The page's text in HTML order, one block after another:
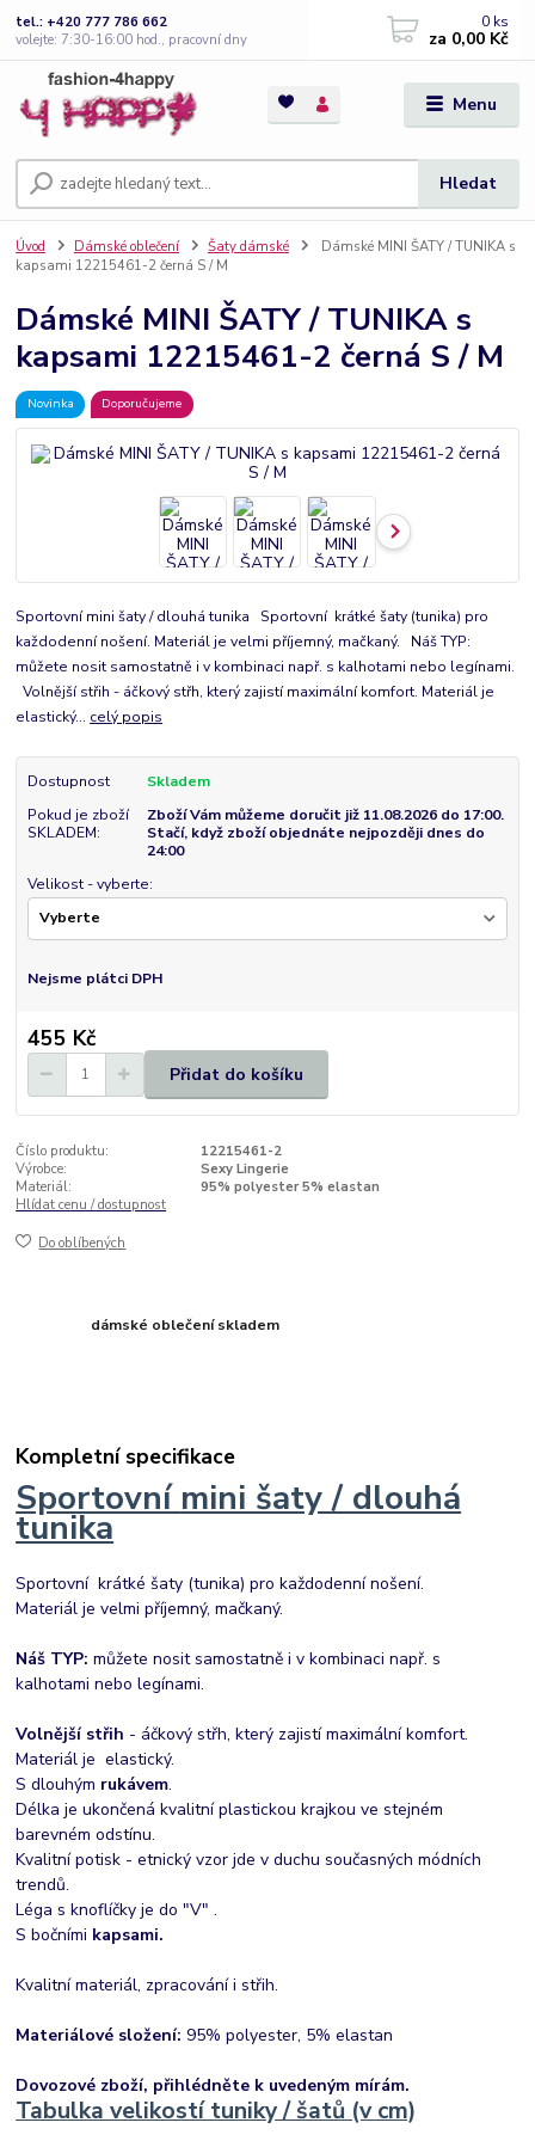
Menu
Hledat
tel.: +420 777 786 662
volejte: 7:30-16:00 hod., pracovní dny
0 ks
za 0,00 Kč
Úvod Dámské oblečení Šaty dámské
Dámské MINI ŠATY / TUNIKA s
kapsami 12215461-2 černá S / M
Dámské MINI ŠATY / TUNIKA s
kapsami 12215461-2 černá S / M
Novinka Doporučujeme
Sportovní mini šaty / dlouhá tunika Sportovní krátké šaty (tunika) pro
každodenní nošení. Materiál je velmi příjemný, mačkaný. Náš TYP:
můžete nosit samostatně i v kombinaci např. s kalhotami nebo legínami.
Volnější střih - áčkový střh, který zajistí maximální komfort. Materiál je
elastický... celý popis
Dostupnost
Skladem
Pokud je zboží
SKLADEM:
Zboží Vám můžeme doručit již 11.08.2026 do 17:00.
Stačí, když zboží objednáte nejpozději dnes do
24:00
Velikost - vyberte:
Nejsme plátci DPH
455 Kč
Přidat do košíku
Číslo produktu:
12215461-2
Výrobce:
Sexy Lingerie
Materiál:
95% polyester 5% elastan
Hlídat cenu / dostupnost
Do oblíbených
dámské oblečení skladem
Kompletní specifikace
Sportovní mini šaty / dlouhá
tunika
Sportovní krátké šaty (tunika) pro každodenní nošení.
Materiál je velmi příjemný, mačkaný.
Náš TYP: můžete nosit samostatně i v kombinaci např. s
kalhotami nebo legínami.
Volnější střih - áčkový střh, který zajistí maximální komfort.
Materiál je elastický.
S dlouhým rukávem.
Délka je ukončená kvalitní plastickou krajkou ve stejném
barevném odstínu.
Kvalitní potisk - etnický vzor jde v duchu současných módních
trendů.
Léga s knoflíčky je do "V" .
S bočními kapsami.
Kvalitní materiál, zpracování i střih.
Materiálové složení: 95% polyester, 5% elastan
Dovozové zboží, přihlédněte k uvedeným mírám.
Tabulka velikostí tuniky / šatů (v cm)